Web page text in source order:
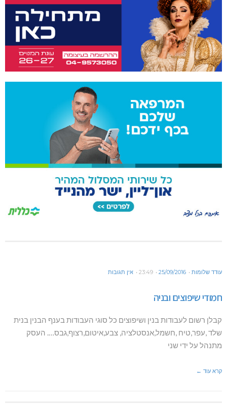
עודד שלומות 25/09/2016
23:49 אין תגובות
חמודי שיפוצים ובניה
קבלן רשום לעבודות בנין ושיפוצים כל סוגי העבודות בענף הבנין בנית
שלד ,עפר,טיח ,חשמל,אנסטלציה, צבע,איטום,רצוף,גבס…. העסק
מתנהל על ידי שני
קרא עוד ←